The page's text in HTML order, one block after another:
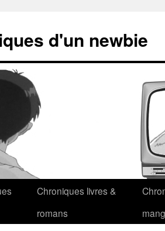
d'un newbie
Chroniques livres &
romans